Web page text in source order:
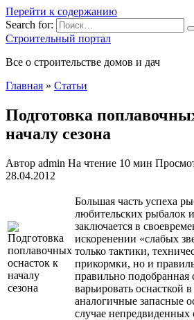
Перейти к содержанию
Search for:
Строительный портал
Все о строительстве домов и дач
Главная » Статьи
Подготовка
началу сезона
Автор admin На чтение 10 мин
28.04.2012
Большая часть успеха
любительских рыбалок
заключается в
искоренении «слабых
только тактики,
прикормки, но и
правильно подобранная
варьировать оснасткой
аналогичные запасные
случае непредвиденных